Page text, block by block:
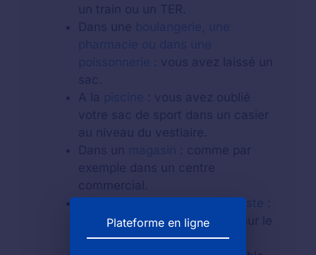
un train ou un TER.
Dans une boulangerie, une
pharmacie ou dans une
poissonnerie : vous avez laissé un
sac.
A la piscine : vous avez oublié
votre sac de sport dans un casier
au niveau du vestiaire.
Dans un magasin : comme par
exemple dans un centre
commercial.
bureau de poste :
vous avez laissé votre objet sur le
comptoir.
Plateforme en ligne